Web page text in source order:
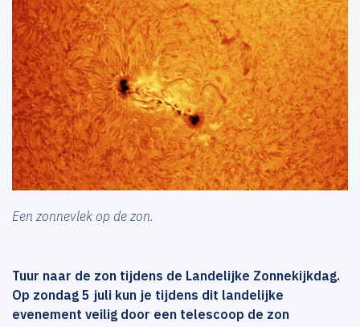
Een zonnevlek op de zon.
Tuur naar de zon tijdens de Landelijke Zonnekijkdag.
Op zondag 5 juli kun je tijdens dit landelijke
evenement veilig door een telescoop de zon